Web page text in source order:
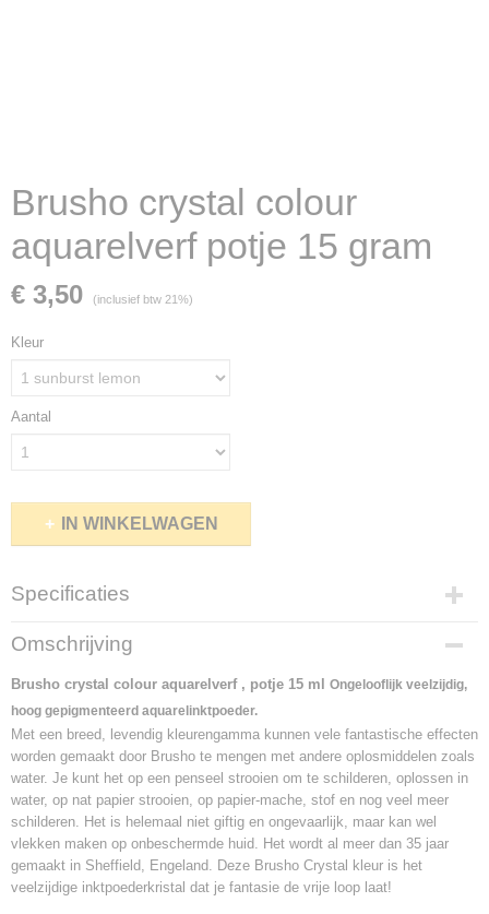
Brusho crystal colour
aquarelverf potje 15 gram
€ 3,50 (inclusief btw 21%)
Kleur
Aantal
IN WINKELWAGEN
Specificaties
Productcode
4173-12691
Omschrijving
Brusho crystal colour aquarelverf , potje 15 ml Ongelooflijk veelzijdig,
hoog gepigmenteerd aquarelinktpoeder.
Met een breed, levendig kleurengamma kunnen vele fantastische effecten
worden gemaakt door Brusho te mengen met andere oplosmiddelen zoals
water. Je kunt het op een penseel strooien om te schilderen, oplossen in
water, op nat papier strooien, op papier-mache, stof en nog veel meer
schilderen. Het is helemaal niet giftig en ongevaarlijk, maar kan wel
vlekken maken op onbeschermde huid. Het wordt al meer dan 35 jaar
gemaakt in Sheffield, Engeland. Deze Brusho Crystal kleur is het
veelzijdige inktpoederkristal dat je fantasie de vrije loop laat!